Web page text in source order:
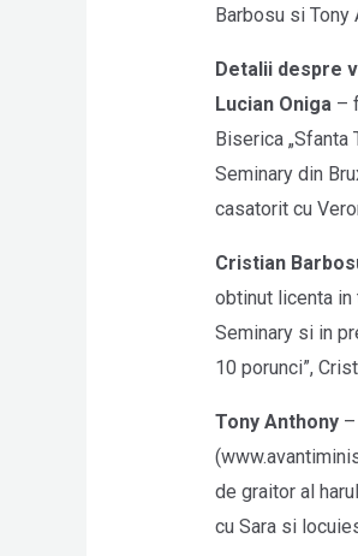
Barbosu si Tony
Detalii despre
Lucian Oniga–
Biserica
Seminary din
casatorit cu
Cristian
obtinut licenta
Seminary si in
10 porunci”,
Tony Anthony–
de graitor al
cu Sara si